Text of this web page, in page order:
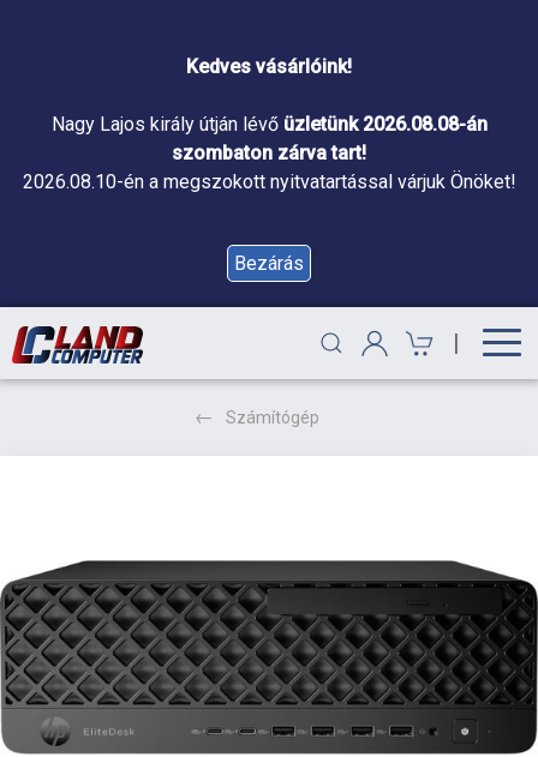
Kedves vásárlóink!
Nagy Lajos király útján lévő üzletünk 2026.08.08-án
szombaton zárva tart!
2026.08.10-én a megszokott nyitvatartással várjuk Önöket!
Bezárás
|
Számítógép